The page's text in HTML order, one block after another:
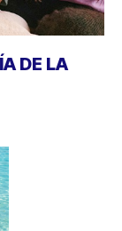
DE LA